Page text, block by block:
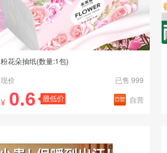
粉花朵抽纸(数量:1包)
现价
已售 999
¥ 0.6 自营